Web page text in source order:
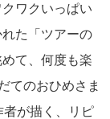
ワクいっぱい
た「ツアーの
て、何度も楽
てのおひめさま
が描く、リピ